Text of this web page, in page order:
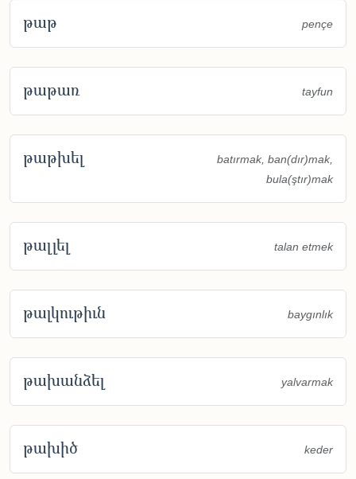
թաթ pençe
թաթառ tayfun
թաթխել
batırmak, ban(dır)mak,
bula(ştır)mak
թալլել talan etmek
թալկութիւն baygınlık
թախանձել yalvarmak
թախիծ keder